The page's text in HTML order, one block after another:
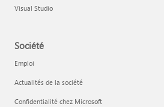
Visual Studio
Société
Emploi
Actualités de la société
Confidentialité chez Microsoft